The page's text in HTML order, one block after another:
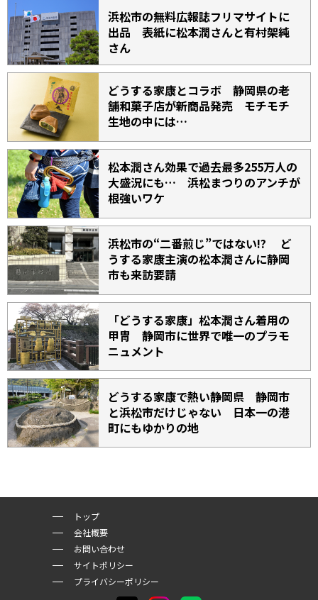
浜松市の無料広報誌フリマサイトに
出品 表紙に松本潤さんと有村架純
さん
どうする家康とコラボ 静岡県の老
舗和菓子店が新商品発売 モチモチ
生地の中には…
松本潤さん効果で過去最多255万人の
大盛況にも… 浜松まつりのアンチが
根強いワケ
浜松市の“二番煎じ”ではない!? ど
うする家康主演の松本潤さんに静岡
市も来訪要請
「どうする家康」松本潤さん着用の
甲冑 静岡市に世界で唯一のプラモ
ニュメント
どうする家康で熱い静岡県 静岡市
と浜松市だけじゃない 日本一の港
町にもゆかりの地
トップ
会社概要
お問い合わせ
サイトポリシー
プライバシーポリシー